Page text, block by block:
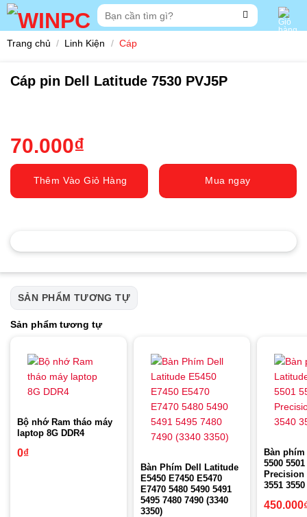
Skip
Tìm
kiếm:
Trang chủ / Linh Kiện / Cáp
Cáp pin Dell Latitude 7530 PVJ5P
70.000₫
Thêm Vào Giỏ Hàng Mua ngay
SẢN PHẨM TƯƠNG TỰ
Sản phẩm tương tự
Bộ nhớ Ram tháo máy
laptop 8G DDR4
0₫
Bàn Phím Dell Latitude
E5450 E7450 E5470
E7470 5480 5490 5491
5495 7480 7490 (3340
3350)
Bàn
5500
Precision
3551 3550
450.000